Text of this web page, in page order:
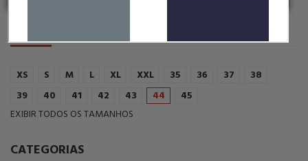
XS S M L XL XXL 35 36 37
38
39
40 41 42 43 44
45
EXIBIR TODOS OS TAMANHOS
CATEGORIAS